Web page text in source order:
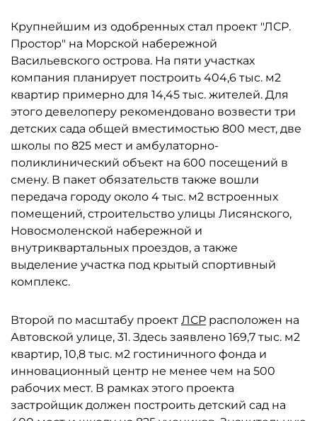
Крупнейшим из одобренных стал проект "ЛСР.
Простор" на Морской набережной
Васильевского острова. На пяти участках
компания планирует построить 404,6 тыс. м2
квартир примерно для 14,45 тыс. жителей. Для
этого девелоперу рекомендовано возвести три
детских сада общей вместимостью 800 мест, две
школы по 825 мест и амбулаторно-
поликлинический объект на 600 посещений в
смену. В пакет обязательств также вошли
передача городу около 4 тыс. м2 встроенных
помещений, строительство улицы Лисянского,
Новосмоленской набережной и
внутриквартальных проездов, а также
выделение участка под крытый спортивный
комплекс.
Второй по масштабу проект ЛСР расположен на
Автовской улице, 31. Здесь заявлено 169,7 тыс. м2
квартир, 10,8 тыс. м2 гостиничного фонда и
инновационный центр не менее чем на 500
рабочих мест. В рамках этого проекта
застройщик должен построить детский сад на